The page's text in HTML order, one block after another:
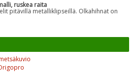
ruskea raita
pitävillä metalliklipseillä. Olkahihnat on